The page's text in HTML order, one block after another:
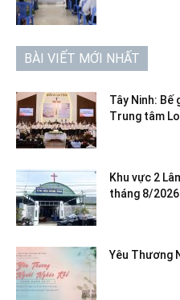
BÀI VIẾT MỚI NHẤT
Tây Ninh: Bế
Trung tâm
Khu vực 2
tháng 8/2026
Yêu Thương